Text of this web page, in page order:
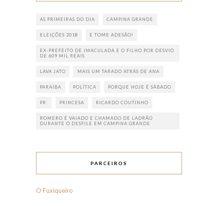
AS PRIMEIRAS DO DIA CAMPINA GRANDE
ELEIÇÕES 2018 E TOME ADESÃO!
EX-PREFEITO DE IMACULADA E O FILHO POR DESVIO
DE 609 MIL REAIS
LAVA JATO MAIS UM TARADO ATRÁS DE ANA
PARAÍBA POLÍTICA PORQUE HOJE É SÁBADO
PR. PRINCESA RICARDO COUTINHO
ROMERO É VAIADO E CHAMADO DE LADRÃO
DURANTE O DESFILE EM CAMPINA GRANDE
PARCEIROS
O Fuxiqueiro